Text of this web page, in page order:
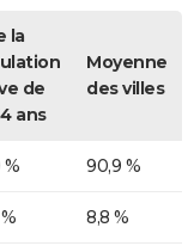
la
de
ans
Moyenne
des villes
% 90,9 %
8,8 %